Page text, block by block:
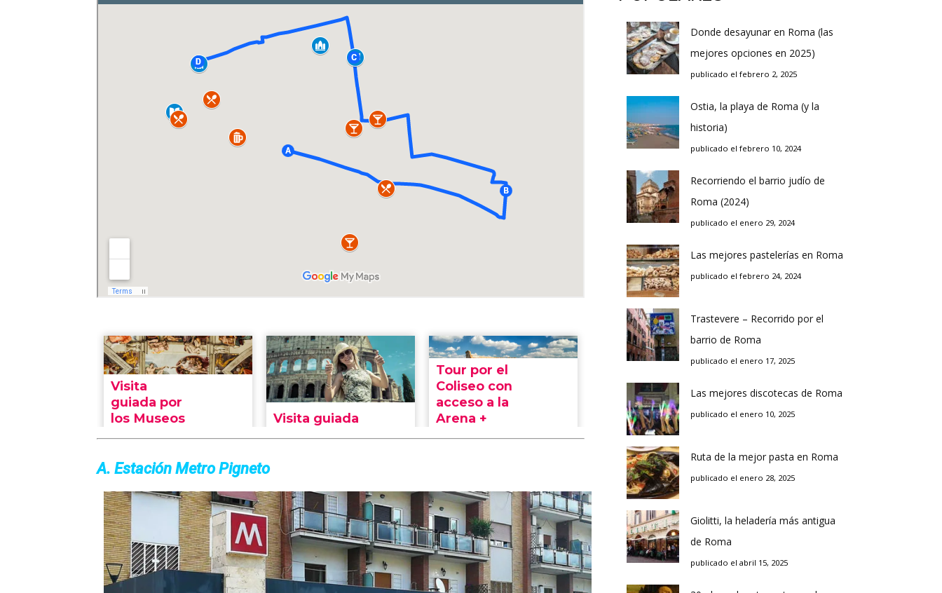
A. Estación Metro Pigneto
Donde desayunar en Roma (las
mejores opciones en 2025)
publicado el febrero 2, 2025
Ostia, la playa de Roma (y la
historia)
publicado el febrero 10, 2024
Recorriendo el barrio judío de
Roma (2024)
publicado el enero 29, 2024
Las mejores pastelerías en Roma
publicado el febrero 24, 2024
Trastevere – Recorrido por el
barrio de Roma
publicado el enero 17, 2025
Las mejores discotecas de Roma
publicado el enero 10, 2025
Ruta de la mejor pasta en Roma
publicado el enero 28, 2025
Giolitti, la heladería más antigua
de Roma
publicado el abril 15, 2025